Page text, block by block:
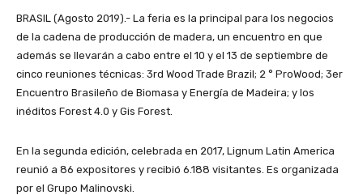
BRASIL (Agosto 2019).- La feria es la principal para los negocios
de la cadena de producción de madera, un encuentro en que
además se llevarán a cabo entre el 10 y el 13 de septiembre de
cinco reuniones técnicas: 3rd Wood Trade Brazil; 2 ° ProWood; 3er
Encuentro Brasileño de Biomasa y Energía de Madeira; y los
inéditos Forest 4.0 y Gis Forest.
En la segunda edición, celebrada en 2017, Lignum Latin America
reunió a 86 expositores y recibió 6.188 visitantes. Es organizada
por el Grupo Malinovski.